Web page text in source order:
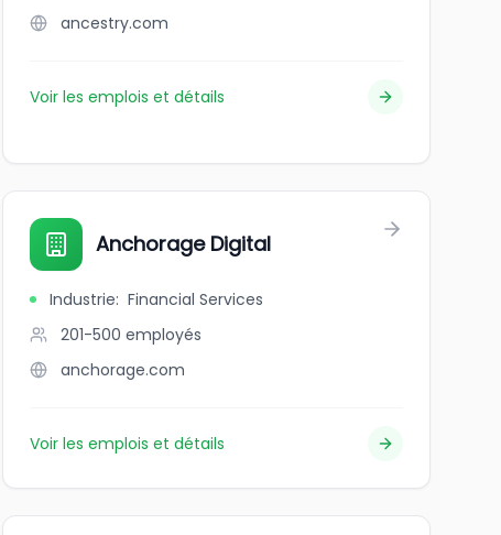
ancestry.com
Voir les emplois et détails
Anchorage Digital
Industrie: Financial Services
201-500 employés
anchorage.com
Voir les emplois et détails